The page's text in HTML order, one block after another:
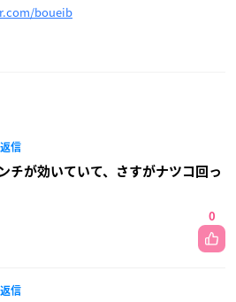
boueib
返信
チが効いていて、さすがナツコ回っ
0
返信